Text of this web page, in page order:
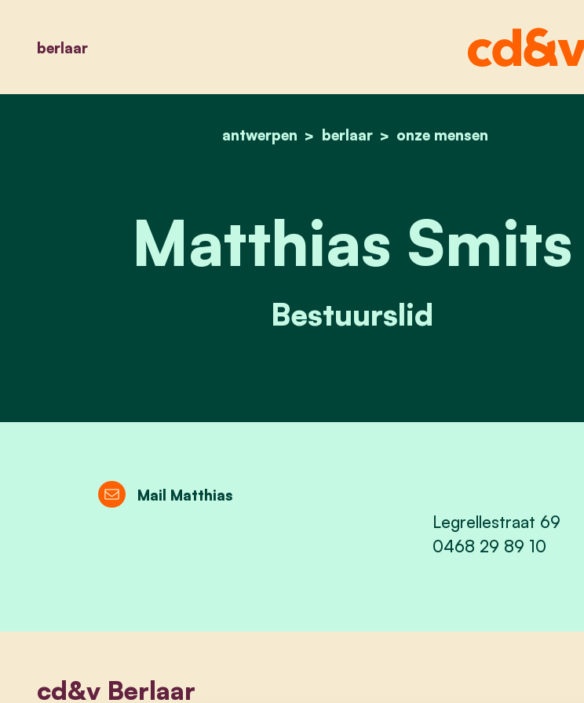
berlaar
home
antwerpen berlaar onze mensen
matthias smits
Matthias Smits
Bestuurslid
Legrellestraat 69
0468 29 89 10
Mail Matthias
cd&v Berlaar